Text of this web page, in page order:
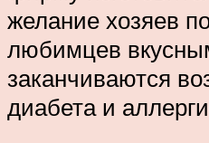
желание хозяев
любимцев
заканчиваются
диабета и